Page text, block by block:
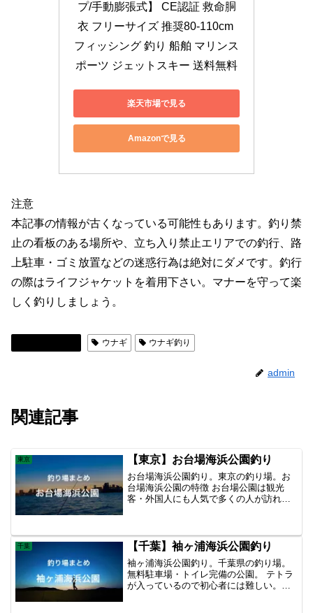
プ/手動膨張式】 CE認証 救命胴
衣 フリーサイズ 推奨80-110cm
フィッシング 釣り 船舶 マリンス
ポーツ ジェットスキー 送料無料
楽天市場で見る
Amazonで見る
注意
本記事の情報が古くなっている可能性もあります。釣り禁
止の看板のある場所や、立ち入り禁止エリアでの釣行、路
上駐車・ゴミ放置などの迷惑行為は絶対にダメです。釣行
の際はライフジャケットを着用下さい。マナーを守って楽
しく釣りしましょう。
ウナギ ウナギ釣り
admin
関連記事
東京 【東京】お台場海浜公園釣り
お台場海浜公園釣り。東京の釣り場。お
台場海浜公園の特徴 お台場公園は観光
客・外国人にも人気で多くの人が訪れ
我慢しましょう。 エイの魚影が濃い。 ち
ょい投げ仕掛けでハゼやセイゴ釣りを楽
しめます。
千葉 【千葉】袖ヶ浦海浜公園釣り
袖ヶ浦海浜公園釣り。千葉県の釣り場。
無料駐車場・トイレ完備の公園。 テトラ
が入っているので初心者には難しい。テ